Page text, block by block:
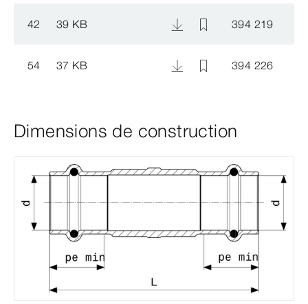
42 39 KB 394 219
54 37 KB 394 226
Dimensions de construction